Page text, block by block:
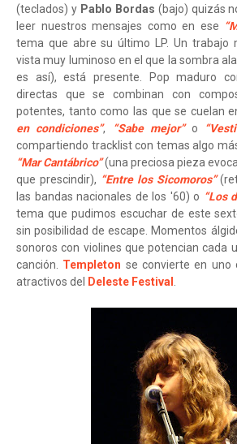
(teclados) y Pablo Bordas (bajo) quizás
leer nuestros mensajes como en ese
tema que abre su último LP. Un trabajo
vista muy luminoso en el que la sombra
es así), está presente. Pop maduro
directas que se combinan con
potentes, tanto como las que se cuelan
en condiciones”, “Sabe mejor”o
compartiendo tracklist con temas algo
“Mar Cantábrico”(una preciosa pieza
que prescindir), “Entre los Sicomoros”
las bandas nacionales de los '60) o “Los
tema que pudimos escuchar de este
sin posibilidad de escape. Momentos
sonoros con violines que potencian cada
canción. Templeton se convierte en uno
atractivos del
Deleste Festival .